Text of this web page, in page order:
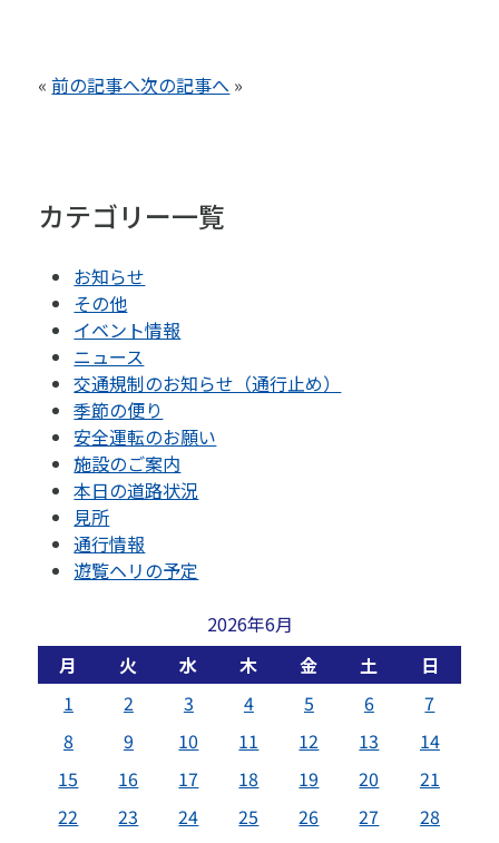
«前の記事へ次の記事へ »
カテゴリー一覧
お知らせ
その他
イベント情報
ニュース
交通規制のお知らせ（通行止め）
季節の便り
安全運転のお願い
施設のご案内
本日の道路状況
見所
通行情報
遊覧ヘリの予定
2026年6月
月
火 水 木 金 土
日
1
2 3 4 5 6
7
8
9 10 11 12 13
14
15
16 17 18 19 20
21
22
23 24 25 26 27
28